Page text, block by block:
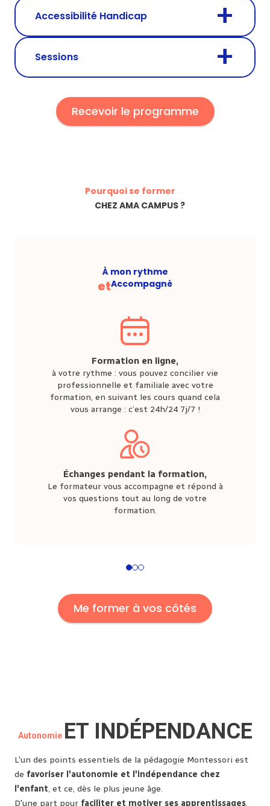
Accessibilité Handicap
Sessions
Recevoir le programme
Pourquoi se former
CHEZ AMA CAMPUS ?
À mon rythme
etAccompagné
Formation en ligne,
à votre rythme : vous pouvez concilier vie
professionnelle et familiale avec votre
formation, en suivant les cours quand cela
vous arrange : c’est 24h/24 7j/7 !
Échanges pendant la formation,
Le formateur vous accompagne et répond à
vos questions tout au long de votre
formation.
123
Me former à vos côtés
Autonomie ET INDÉPENDANCE
L'un des points essentiels de la pédagogie Montessori est
de favoriser l'autonomie et l'indépendance chez
l'enfant, et ce, dès le plus jeune âge.
D'une part pour faciliter et motiver ses apprentissages,